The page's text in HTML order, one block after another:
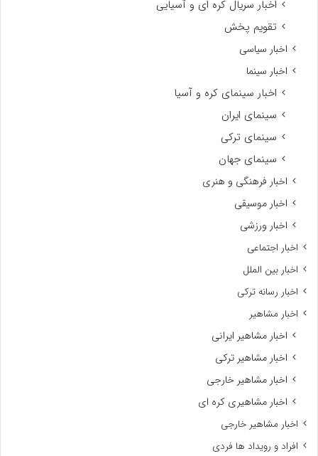
اخبار سریال کره ای و آسیایی
تقویم پخش
اخبار سیاسی
اخبار سینما
اخبار سینمای کره و آسیا
سینمای ایران
سینمای ترکی
سینمای جهان
اخبار فرهنگی و هنری
اخبار موسیقی
اخبار ورزشی
اخبار اجتماعی
اخبار بین الملل
اخبار رسانه ترکی
اخبار مشاهیر
اخبار مشاهیر ایرانی
اخبار مشاهیر ترکی
اخبار مشاهیر خارجی
اخبار مشاهیری کره ای
اخبار مشاهیر خارجی
افراد و رویداد ها فردی